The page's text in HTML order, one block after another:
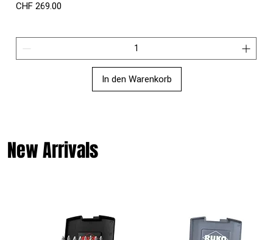
New Arrivals
Preis
CHF 269.00
In den Warenkorb